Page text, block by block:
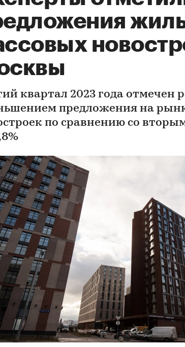
квартал 2023 года отмечен
предложения на
по сравнению со